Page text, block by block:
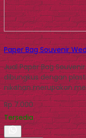
Paper Bag Souvenir
Jual Paper Bag
dibungkus dengan
nikahan merupakan
Rp 7.000
Tersedia